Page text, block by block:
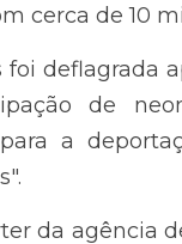
deflagrada
e
de
redor do